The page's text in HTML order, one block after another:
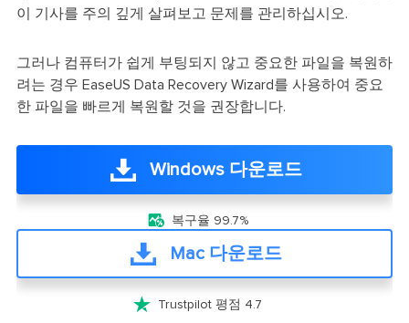
이 기사를 주의 깊게 살펴보고 문제를 관리하십시오.
그러나 컴퓨터가 쉽게 부팅되지 않고 중요한 파일을 복원하
려는 경우 EaseUS Data Recovery Wizard를 사용하여 중요
한 파일을 빠르게 복원할 것을 권장합니다.
Windows 다운로드
 복구율 99.7%
Mac 다운로드
 Trustpilot 평점 4.7